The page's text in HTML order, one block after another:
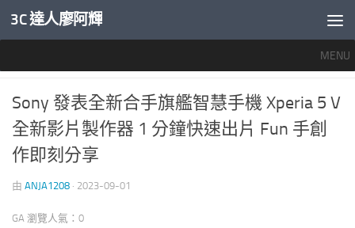
內文下方
3C 達人廖阿輝
MENU
0
Sony 發表全新合手旗艦智慧手機 Xperia 5 V
全新影片製作器 1 分鐘快速出片 Fun 手創
作即刻分享
由 ANJA1208 · 2023-09-01
GA 瀏覽人氣：0